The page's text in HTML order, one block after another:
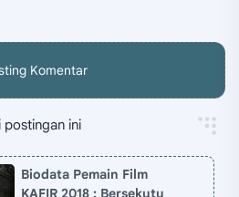
Komentar
postingan ini
Biodata Pemain Film
KAFIR 2018 : Bersekutu